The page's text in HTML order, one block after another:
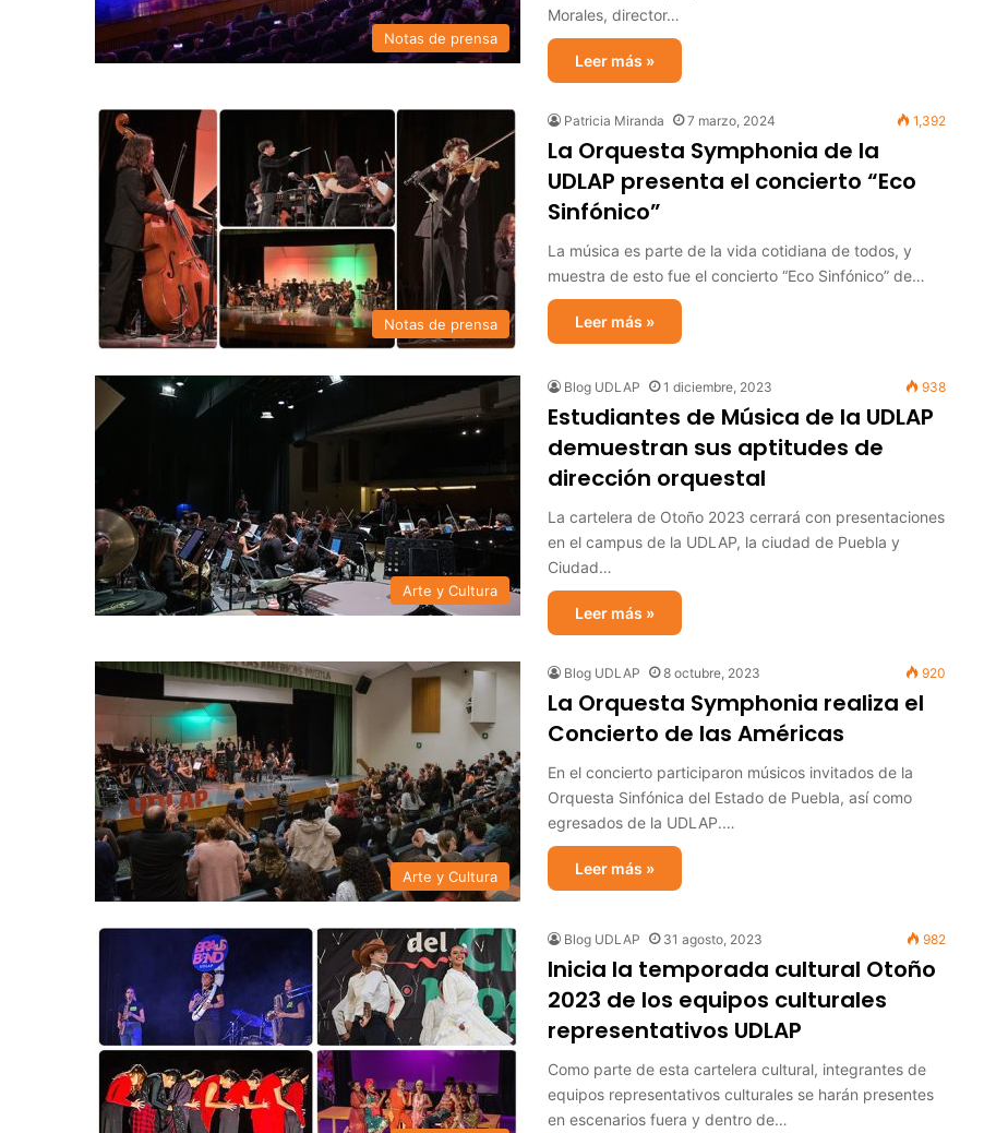
Notas de prensa
Morales, director…
Leer más »
Notas de prensa
Patricia Miranda 7 marzo, 2024 1,392
La Orquesta Symphonia de la
UDLAP presenta el concierto “Eco
Sinfónico”
La música es parte de la vida cotidiana de todos, y
muestra de esto fue el concierto “Eco Sinfónico” de…
Leer más »
Arte y Cultura
Blog UDLAP 1 diciembre, 2023 938
Estudiantes de Música de la UDLAP
demuestran sus aptitudes de
dirección orquestal
La cartelera de Otoño 2023 cerrará con presentaciones
en el campus de la UDLAP, la ciudad de Puebla y
Ciudad…
Leer más »
Arte y Cultura
Blog UDLAP 8 octubre, 2023 920
La Orquesta Symphonia realiza el
Concierto de las Américas
En el concierto participaron músicos invitados de la
Orquesta Sinfónica del Estado de Puebla, así como
egresados de la UDLAP.…
Leer más »
Blog UDLAP 31 agosto, 2023 982
Inicia la temporada cultural Otoño
2023 de los equipos culturales
representativos UDLAP
Como parte de esta cartelera cultural, integrantes de
equipos representativos culturales se harán presentes
en escenarios fuera y dentro de…